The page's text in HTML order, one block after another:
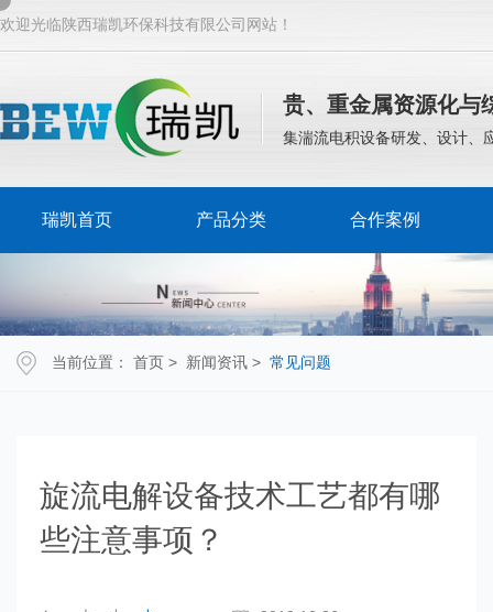
欢迎光临陕西瑞凯环保科技有限公司网站！
贵、重金属资源化与
集湍流电积设备研发、设计、
瑞凯首页 产品分类 合作案例
当前位置： 首页 > 新闻资讯 > 常见问题
旋流电解设备技术工艺都有哪
些注意事项？